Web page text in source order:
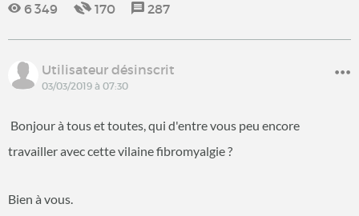
6 349 170 287
Utilisateur désinscrit
03/03/2019 à 07:30
Bonjour à tous et toutes, qui d'entre vous peu encore
travailler avec cette vilaine fibromyalgie ?
Bien à vous.